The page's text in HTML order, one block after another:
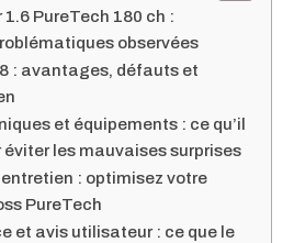
PureTech 180 ch :
observées
: avantages, défauts et
et équipements : ce qu’il
les mauvaises surprises
: optimisez votre
PureTech
et avis utilisateur : ce que le